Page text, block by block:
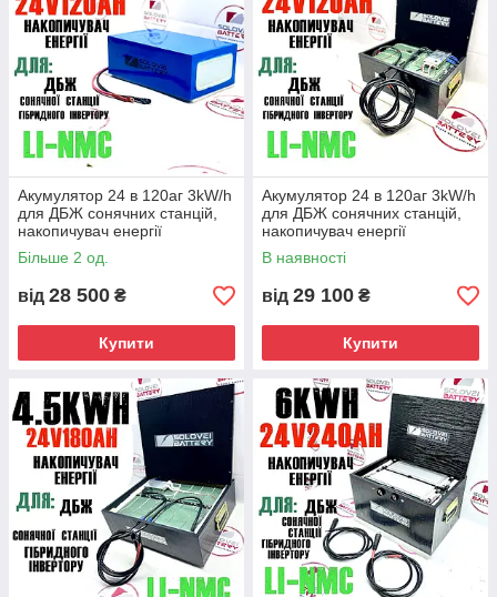
Акумулятор 24 в 120аг 3kW/h
для ДБЖ сонячних станцій,
накопичувач енергії
безперебійне безперервне
живлення UPS ДБЖ батарея
Більше 2 од.
від 28 500 ₴
Купити
Акумулятор 24 в 120аг 3kW/h
для ДБЖ сонячних станцій,
накопичувач енергії
безперебійне безперервне
живлення UPS ДБЖ батарея
В наявності
від 29 100 ₴
Купити